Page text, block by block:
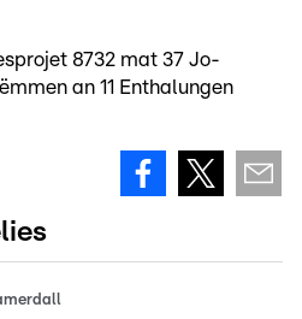
8732 mat 37 Jo-
an 11 Enthalungen